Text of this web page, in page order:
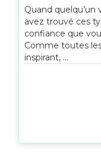
Quand quelqu’un
avez trouvé ces
confiance que
Comme toutes
inspirant, ...